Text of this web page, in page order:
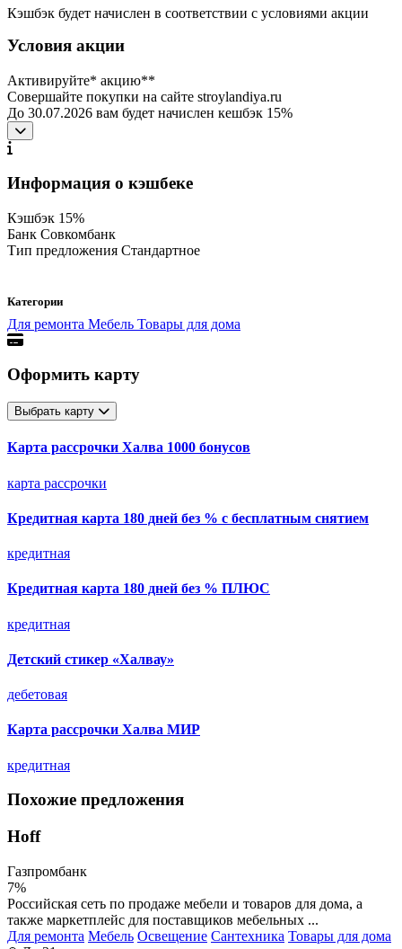
Кэшбэк будет начислен в соответствии с условиями акции
Условия акции
Активируйте* акцию**
Совершайте покупки на сайте stroylandiya.ru
До 30.07.2026 вам будет начислен кешбэк 15%
Информация о кэшбеке
Кэшбэк 15%
Банк Совкомбанк
Тип предложения Стандартное
Категории
Для ремонта Мебель Товары для дома
Оформить карту
Выбрать карту
Карта рассрочки Халва 1000 бонусов
карта рассрочки
Кредитная карта 180 дней без % с бесплатным снятием
кредитная
Кредитная карта 180 дней без % ПЛЮС
кредитная
Детский стикер «Халвау»
дебетовая
Карта рассрочки Халва МИР
кредитная
Похожие предложения
Hoff
Газпромбанк
7%
Российская сеть по продаже мебели и товаров для дома, а
также маркетплейс для поставщиков мебельных ...
Для ремонта Мебель Освещение Сантехника Товары для дома